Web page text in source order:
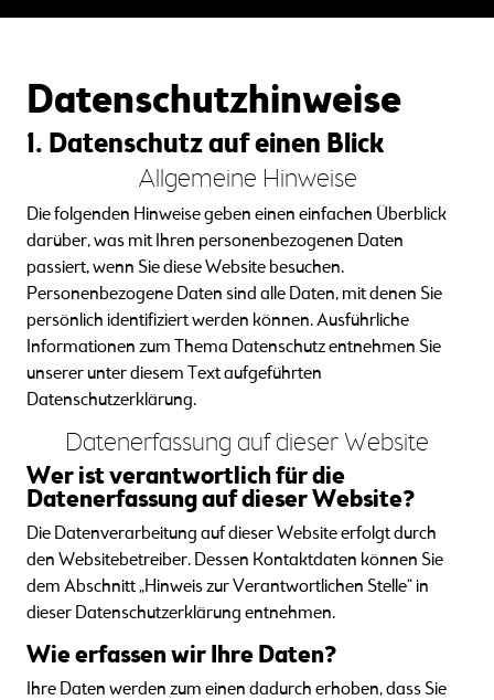
Datenschutz­hinweise
1. Datenschutz auf einen Blick
Allgemeine Hinweise
Die folgenden Hinweise geben einen einfachen Überblick
darüber, was mit Ihren personenbezogenen Daten
passiert, wenn Sie diese Website besuchen.
Personenbezogene Daten sind alle Daten, mit denen Sie
persönlich identifiziert werden können. Ausführliche
Informationen zum Thema Datenschutz entnehmen Sie
unserer unter diesem Text aufgeführten
Datenschutzerklärung.
Datenerfassung auf dieser Website
Wer ist verantwortlich für die
Datenerfassung auf dieser Website?
Die Datenverarbeitung auf dieser Website erfolgt durch
den Websitebetreiber. Dessen Kontaktdaten können Sie
dem Abschnitt „Hinweis zur Verantwortlichen Stelle“ in
dieser Datenschutzerklärung entnehmen.
Wie erfassen wir Ihre Daten?
Ihre Daten werden zum einen dadurch erhoben, dass Sie